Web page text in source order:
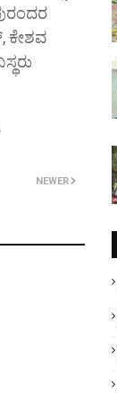
ಕೇಶವ
NEWER